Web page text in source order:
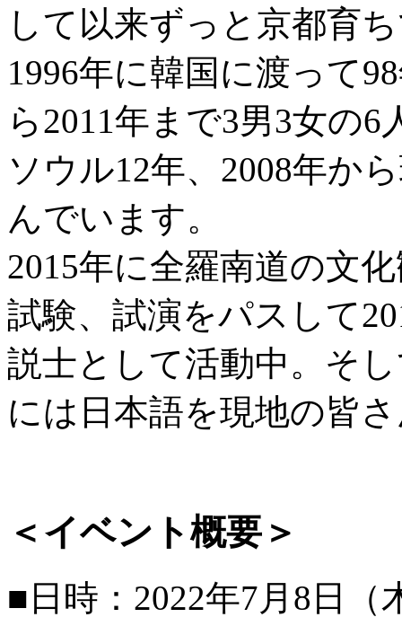
して以来ずっと京都育
1996年に韓国に渡って
ら2011年まで3男3女の
ソウル12年、2008年か
んでいます。
2015年に全羅南道の文
試験、試演をパスして
説士として活動中。そ
には日本語を現地の皆
＜イベント概要＞
■日時：2022年7月8日（